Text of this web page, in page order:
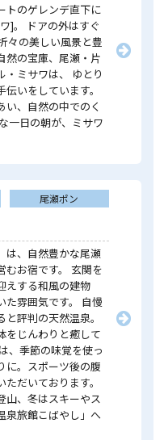
トのゲレンデ直下に
]。 ドアの外はすぐ
々の美しい風景と豊
然の宝庫、尾瀬・片
・ミサワは、 ゆとり
いをしています。
い、自然の中でのく
一日の朝が、ミサワ
尾瀬ポン
は、自然豊かな尾瀬
むお宿です。 玄関を
えする和風の建物
た雰囲気です。 自慢
評判の天然温泉。
をじんわりと癒して
、季節の味覚を使っ
に。スポーツ後の腹
だいております。
山、冬はスキーやス
泉旅館こばやし」へ